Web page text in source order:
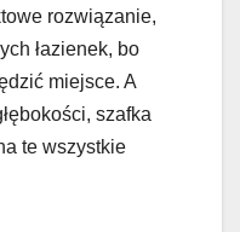
rozwiązanie,
łazienek, bo
miejsce. A
szafka
te wszystkie